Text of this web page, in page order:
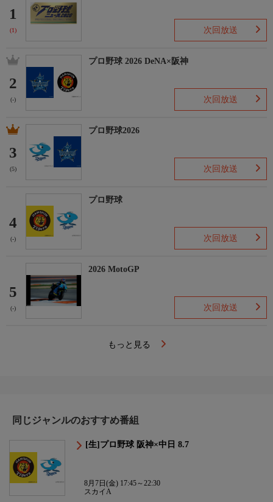
1
(1) 次回放送
2
(-)
プロ野球 2026 DeNA×阪神
次回放送
3
(5)
プロ野球2026
次回放送
4
(-)
プロ野球
次回放送
5
(-)
2026 MotoGP
次回放送
もっと見る
同じジャンルのおすすめ番組
[生]プロ野球 阪神×中日 8.7
8月7日(金) 17:45～22:30
スカイA